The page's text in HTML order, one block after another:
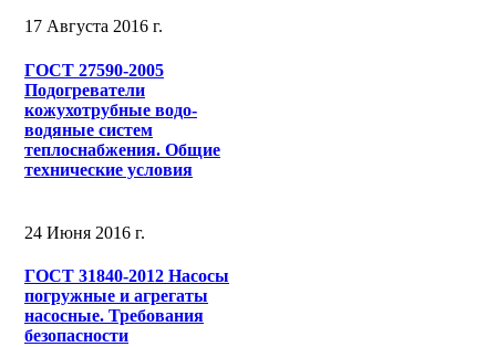
17 Августа 2016 г.
ГОСТ 27590-2005
Подогреватели
кожухотрубные водо-
водяные систем
теплоснабжения. Общие
технические условия
24 Июня 2016 г.
ГОСТ 31840-2012 Насосы
погружные и агрегаты
насосные. Требования
безопасности